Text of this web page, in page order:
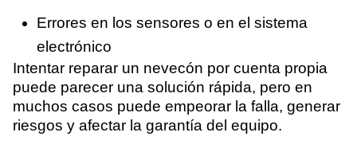
Errores en los sensores o en el sistema
electrónico
Intentar reparar un nevecón por cuenta propia
puede parecer una solución rápida, pero en
muchos casos puede empeorar la falla, generar
riesgos y afectar la garantía del equipo.